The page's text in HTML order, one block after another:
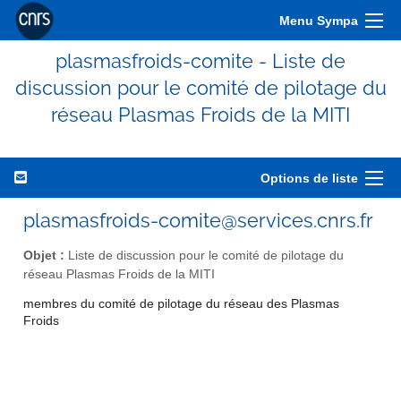
Menu Sympa
plasmasfroids-comite - Liste de
discussion pour le comité de pilotage du
réseau Plasmas Froids de la MITI
Options de liste
plasmasfroids-comite@services.cnrs.fr
Objet : Liste de discussion pour le comité de pilotage du
réseau Plasmas Froids de la MITI
membres du comité de pilotage du réseau des Plasmas
Froids